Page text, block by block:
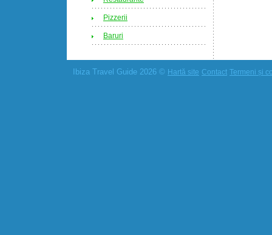
Pizzerii
Baruri
Ibiza Travel Guide 2026 © Hartă site Contact Termeni și